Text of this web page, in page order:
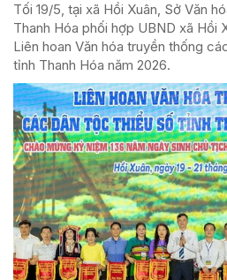
Tối 19/5, tại xã Hồi Xuân, Sở Văn
Thanh Hóa phối hợp UBND xã Hồi
Liên hoan Văn hóa truyền thống
tỉnh Thanh Hóa năm 2026.